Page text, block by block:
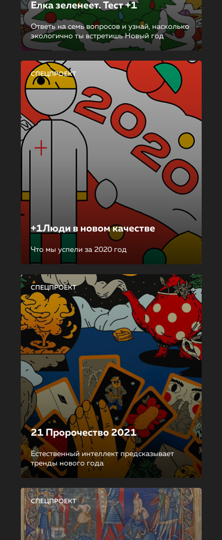
Елка зеленеет. Тест +1
Ответь на семь вопросов и узнай, насколько
экологично ты встретишь Новый год
СПЕЦПРОЕКТ
+1Люди в новом качестве
Что мы успели за 2020 год
СПЕЦПРОЕКТ
21 Пророчество 2021
Естественный интеллект предсказывает
тренды нового года
СПЕЦПРОЕКТ